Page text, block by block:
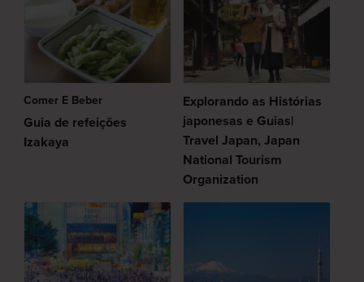
Comer E Beber
Guia de refeições
Izakaya
Explorando as Histórias
japonesas e Guias|
Travel Japan, Japan
National Tourism
Organization